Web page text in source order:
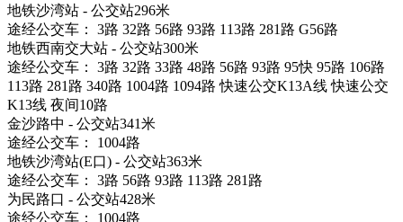
地铁沙湾站 - 公交站296米
途经公交车： 3路 32路 56路 93路 113路 281路 G56路
地铁西南交大站 - 公交站300米
途经公交车： 3路 32路 33路 48路 56路 93路 95快 95路 106路
113路 281路 340路 1004路 1094路 快速公交K13A线 快速公交
K13线 夜间10路
金沙路中 - 公交站341米
途经公交车： 1004路
地铁沙湾站(E口) - 公交站363米
途经公交车： 3路 56路 93路 113路 281路
为民路口 - 公交站428米
途经公交车： 1004路